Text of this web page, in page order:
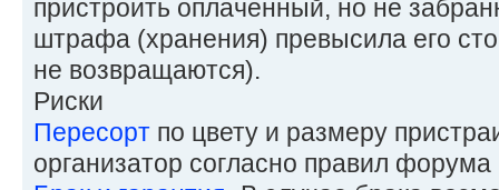
пристроить оплаченный, но не
штрафа (хранения) превысила его
не возвращаются).
Риски
Пересорт по цвету и размеру
организатор согласно правил форума